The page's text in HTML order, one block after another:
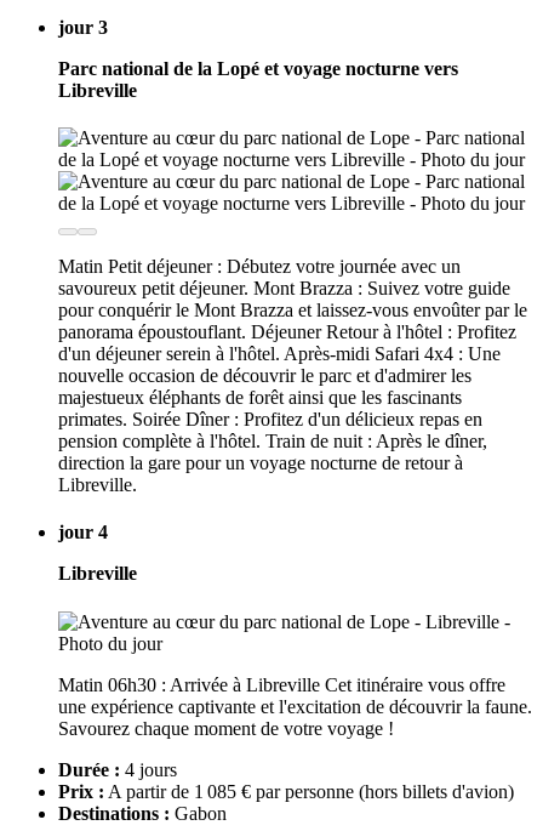
jour 3
Parc national de la Lopé et voyage nocturne vers
Libreville
Matin Petit déjeuner : Débutez votre journée avec un
savoureux petit déjeuner. Mont Brazza : Suivez votre guide
pour conquérir le Mont Brazza et laissez-vous envoûter par le
panorama époustouflant. Déjeuner Retour à l'hôtel : Profitez
d'un déjeuner serein à l'hôtel. Après-midi Safari 4x4 : Une
nouvelle occasion de découvrir le parc et d'admirer les
majestueux éléphants de forêt ainsi que les fascinants
primates. Soirée Dîner : Profitez d'un délicieux repas en
pension complète à l'hôtel. Train de nuit : Après le dîner,
direction la gare pour un voyage nocturne de retour à
Libreville.
jour 4
Libreville
Matin 06h30 : Arrivée à Libreville Cet itinéraire vous offre
une expérience captivante et l'excitation de découvrir la faune.
Savourez chaque moment de votre voyage !
Durée : 4 jours
Prix : A partir de 1 085 € par personne (hors billets d'avion)
Destinations : Gabon